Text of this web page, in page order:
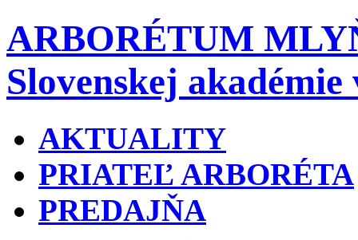
ARBORÉTUM
Slovenskej akadémie
AKTUALITY
PRIATEĽ ARBORÉTA
PREDAJŇA